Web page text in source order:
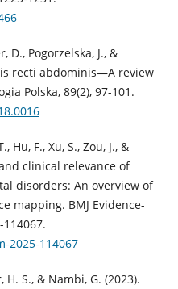
D., Pogorzelska, J., &
recti abdominis—A review
Polska, 89(2), 97-101.
Hu, F., Xu, S., Zou, J., &
clinical relevance of
disorders: An overview of
mapping. BMJ Evidence-
2025-114067
S., & Nambi, G. (2023).